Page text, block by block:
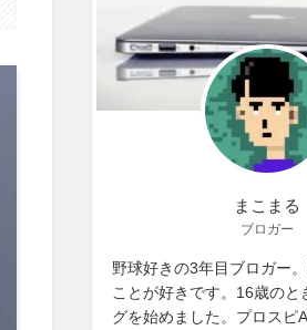
まこまる
ブロガー
野球好きの3年目ブロガー
ことが好きです。16歳のと
グを始めました。プロスピ